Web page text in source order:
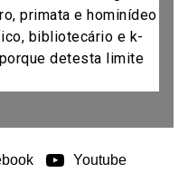
primata e hominídeo
bibliotecário e k-
detesta limite
Youtube